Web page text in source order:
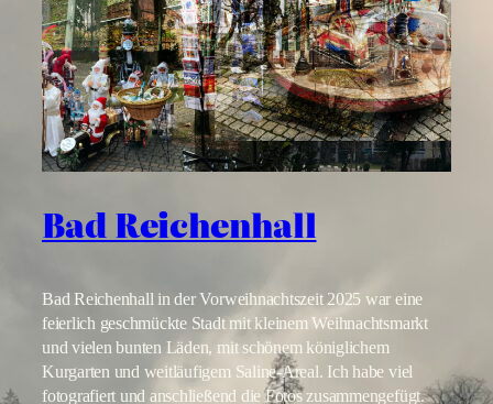
Bad Reichenhall
Bad Reichenhall in der Vorweihnachtszeit 2025 war eine
feierlich geschmückte Stadt mit kleinem Weihnachtsmarkt
und vielen bunten Läden, mit schönem königlichem
Kurgarten und weitläufigem Saline-Areal. Ich habe viel
fotografiert und anschließend die Fotos zusammengefügt.